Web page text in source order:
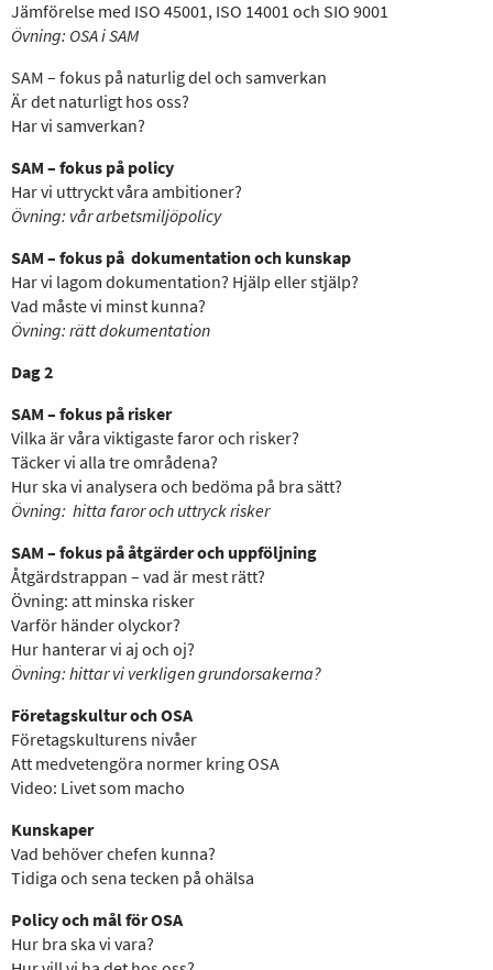
Jämförelse med ISO 45001, ISO 14001 och SIO 9001
Övning: OSA i SAM
SAM – fokus på naturlig del och samverkan
Är det naturligt hos oss?
Har vi samverkan?
SAM – fokus på policy
Har vi uttryckt våra ambitioner?
Övning: vår arbetsmiljöpolicy
SAM – fokus på dokumentation och kunskap
Har vi lagom dokumentation? Hjälp eller stjälp?
Vad måste vi minst kunna?
Övning: rätt dokumentation
Dag 2
SAM – fokus på risker
Vilka är våra viktigaste faror och risker?
Täcker vi alla tre områdena?
Hur ska vi analysera och bedöma på bra sätt?
Övning: hitta faror och uttryck risker
SAM – fokus på åtgärder och uppföljning
Åtgärdstrappan – vad är mest rätt?
Övning: att minska risker
Varför händer olyckor?
Hur hanterar vi aj och oj?
Övning: hittar vi verkligen grundorsakerna?
Företagskultur och OSA
Företagskulturens nivåer
Att medvetengöra normer kring OSA
Video: Livet som macho
Kunskaper
Vad behöver chefen kunna?
Tidiga och sena tecken på ohälsa
Policy och mål för OSA
Hur bra ska vi vara?